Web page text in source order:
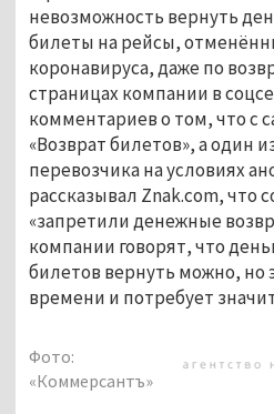
невозможность вернуть
билеты на рейсы,
коронавируса, даже по
страницах компании в
комментариев о том, что с
«Возврат билетов», а один
перевозчика на условиях
рассказывал Znak.com, что
«запретили денежные
компании говорят, что
билетов вернуть можно, но
времени и потребует
Фото:
«Коммерсантъ»